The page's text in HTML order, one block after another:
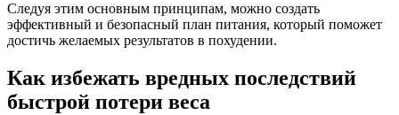
Следуя этим основным принципам, можно создать
эффективный и безопасный план питания, который поможет
достичь желаемых результатов в похудении.
Как избежать вредных последствий
быстрой потери веса